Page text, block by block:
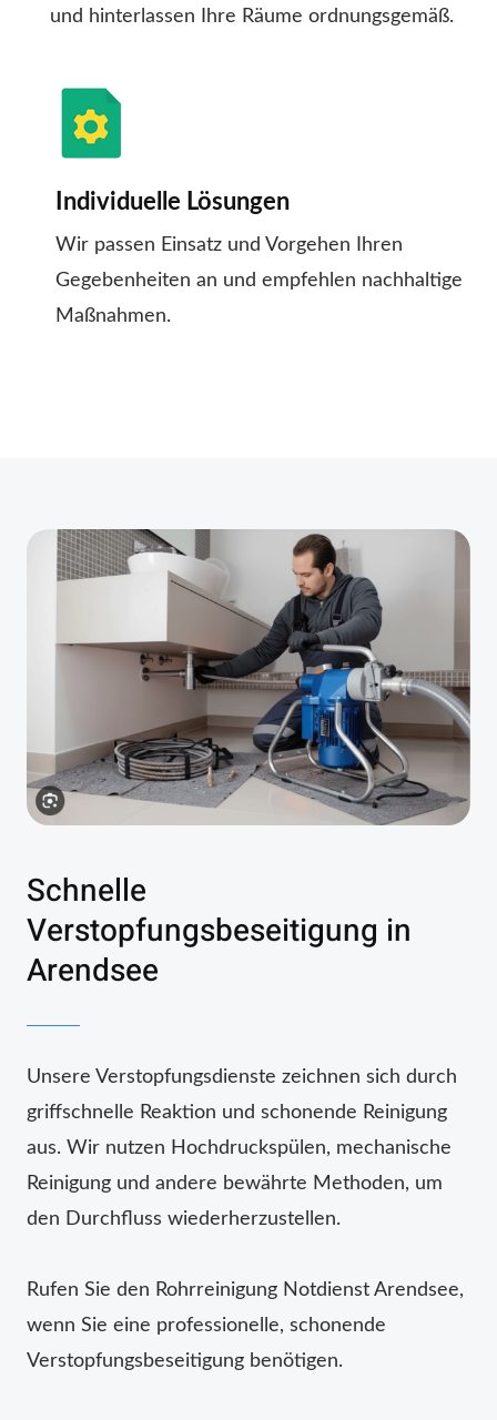
und hinterlassen Ihre Räume ordnungsgemäß.
Individuelle Lösungen
Wir passen Einsatz und Vorgehen Ihren
Gegebenheiten an und empfehlen nachhaltige
Maßnahmen.
Schnelle
Verstopfungsbeseitigung in
Arendsee
Unsere Verstopfungsdienste zeichnen sich durch
griffschnelle Reaktion und schonende Reinigung
aus. Wir nutzen Hochdruckspülen, mechanische
Reinigung und andere bewährte Methoden, um
den Durchfluss wiederherzustellen.
Rufen Sie den Rohrreinigung Notdienst Arendsee,
wenn Sie eine professionelle, schonende
Verstopfungsbeseitigung benötigen.